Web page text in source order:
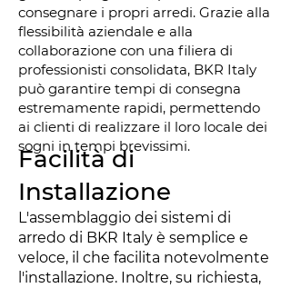
consegnare i propri arredi. Grazie alla
flessibilità aziendale e alla
collaborazione con una filiera di
professionisti consolidata, BKR Italy
può garantire tempi di consegna
estremamente rapidi, permettendo
ai clienti di realizzare il loro locale dei
sogni in tempi brevissimi.
Facilità di
Installazione
L'assemblaggio dei sistemi di
arredo di BKR Italy è semplice e
veloce, il che facilita notevolmente
l'installazione. Inoltre, su richiesta,